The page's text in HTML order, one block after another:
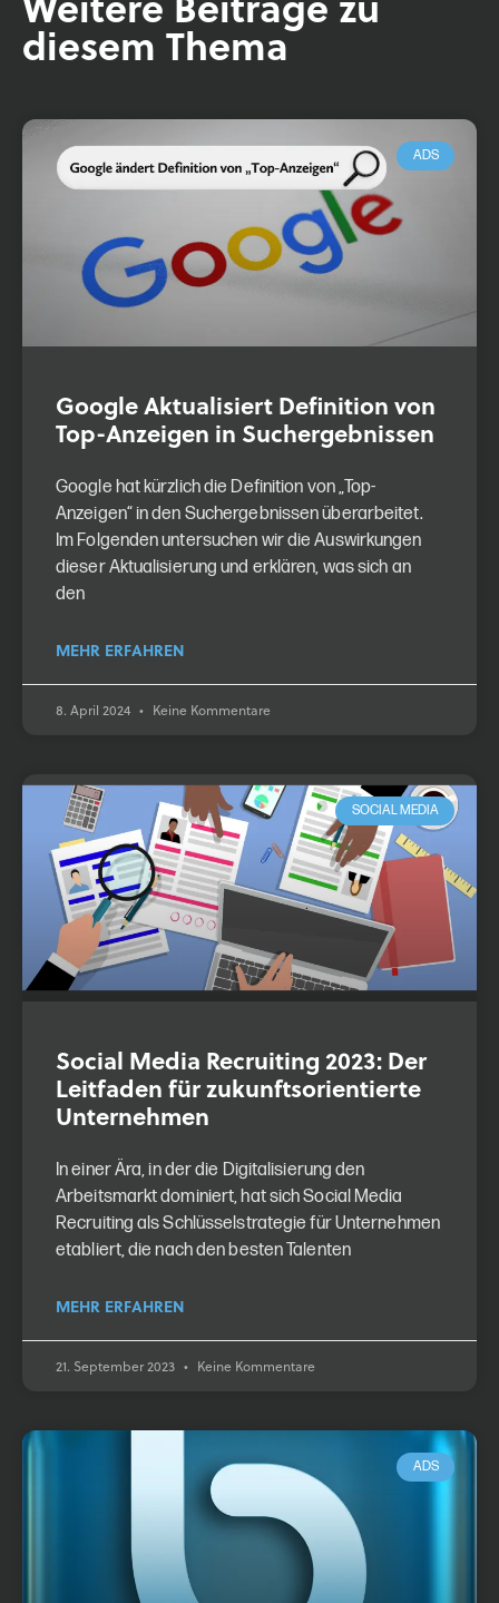
diesem Thema
ADS
Google Aktualisiert Definition von
Top-Anzeigen in Suchergebnissen
Google hat kürzlich die Definition von „Top-
Anzeigen“ in den Suchergebnissen überarbeitet.
Im Folgenden untersuchen wir die Auswirkungen
dieser Aktualisierung und erklären, was sich an
den
MEHR ERFAHREN
8. April 2024 Keine Kommentare
SOCIAL MEDIA
Social Media Recruiting 2023: Der
Leitfaden für zukunfts­orientierte
Unternehmen
In einer Ära, in der die Digitalisierung den
Arbeitsmarkt dominiert, hat sich Social Media
Recruiting als Schlüsselstrategie für Unternehmen
etabliert, die nach den besten Talenten
MEHR ERFAHREN
21. September 2023 Keine Kommentare
ADS